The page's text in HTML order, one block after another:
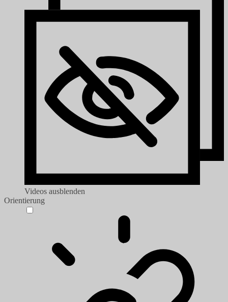
Videos ausblenden
Orientierung